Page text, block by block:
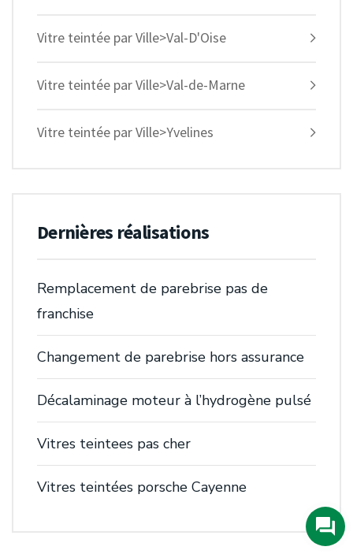
Vitre teintée par Ville>Val-D'Oise
Vitre teintée par Ville>Val-de-Marne
Vitre teintée par Ville>Yvelines
Dernières réalisations
Remplacement de parebrise pas de
franchise
Changement de parebrise hors assurance
Décalaminage moteur à l’hydrogène pulsé
Vitres teintees pas cher
Vitres teintées porsche Cayenne